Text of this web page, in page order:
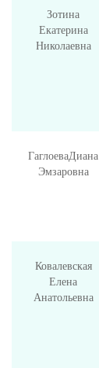
Зотина
Екатерина
Николаевна
ГаглоеваДиана
Эмзаровна
Ковалевская
Елена
Анатольевна